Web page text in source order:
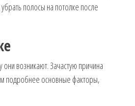
полосы на потолке после
возникают. Зачастую причина
подробнее основные факторы,